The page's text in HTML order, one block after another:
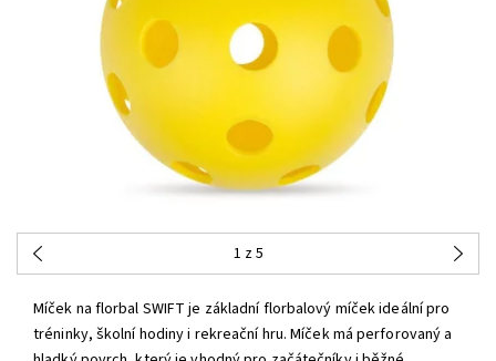
1 z 5
Míček na florbal SWIFT je základní florbalový míček ideální pro
tréninky, školní hodiny i rekreační hru. Míček má perforovaný a